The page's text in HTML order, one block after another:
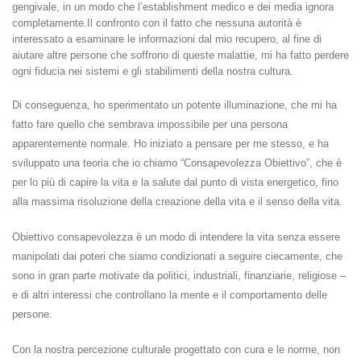
gengivale, in un modo che l’establishment medico e dei media ignora
completamente. Il confronto con il fatto che nessuna autorità è
interessato a esaminare le informazioni dal mio recupero, al fine di
aiutare altre persone che soffrono di queste malattie, mi ha fatto perdere
ogni fiducia nei sistemi e gli stabilimenti della nostra cultura.
Di conseguenza, ho sperimentato un potente illuminazione, che mi ha
fatto fare quello che sembrava impossibile per una persona
apparentemente normale. Ho iniziato a pensare per me stesso, e ha
sviluppato una teoria che io chiamo “Consapevolezza Obiettivo”, che è
per lo più di capire la vita e la salute dal punto di vista energetico, fino
alla massima risoluzione della creazione della vita e il senso della vita.
Obiettivo consapevolezza è un modo di intendere la vita senza essere
manipolati dai poteri che siamo condizionati a seguire ciecamente, che
sono in gran parte motivate da politici, industriali, finanziarie, religiose –
e di altri interessi che controllano la mente e il comportamento delle
persone.
Con la nostra percezione culturale progettato con cura e le norme, non